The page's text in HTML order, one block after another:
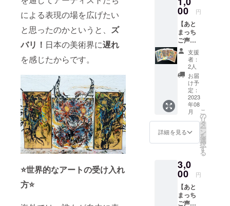
による表現の場を広げたい
と思ったのかというと、 ズ
バリ！ 日本の美術界に遅れ
を感じたからです。
⭐️世界的なアートの受け入れ
方⭐️
ンバスの枠
を超え、周
囲まで飲み
込むかのよ
うな唯一無
二の存在感
を放つ。
総売上作品
数 82 点
ライブペイ
50 回以上
00 円
【あと
まっち
ご声援
Plan！
お礼の
メッ
セージ
お手紙
とポス
トカー
ド３
枚】 お
礼の
メッ
セージ
と黒木
よる作
品ポス
トカー
ド３枚
（ラン
ダムに
支援
者：
2人
お届
け予
定：
2023
年08
月
詳細を見る
こ
の
リ
タ
ー
ン
を
選
択
す
る
3,0
00 円
【あと
まっち
ご声援